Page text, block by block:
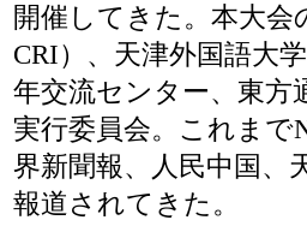
開催してきた。本大会
CRI）、天津外国語大
年交流センター、東方
実行委員会。これまで
界新聞報、人民中国、
報道されてきた。